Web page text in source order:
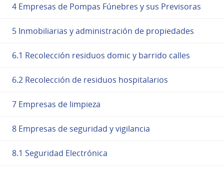
4 Empresas de Pompas Fúnebres y sus Previsoras
5 Inmobiliarias y administración de propiedades
6.1 Recolección residuos domic y barrido calles
6.2 Recolección de residuos hospitalarios
7 Empresas de limpieza
8 Empresas de seguridad y vigilancia
8.1 Seguridad Electrónica